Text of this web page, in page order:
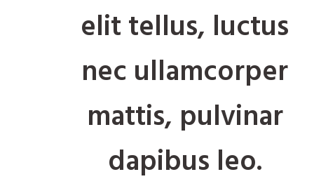
elit tellus, luctus
nec ullamcorper
mattis, pulvinar
dapibus leo.